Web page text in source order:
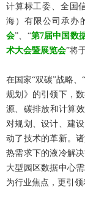
计算标工委、全国
海）有限公司承办
会”、“第7届中国数
术大会暨展览会”将
在国家“双碳”战略
规划》的引领下，
源、碳排放和计算
对规划、设计、建
动了技术的革新。
热需求下的液冷解
大型园区数据中心
为行业焦点，更引领